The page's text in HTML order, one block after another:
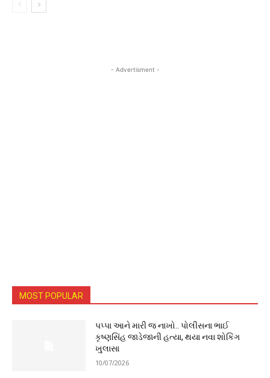
- Advertisment -
MOST POPULAR
પપ્પા આને મારી જ નાખો.. પોલીસના ભાઈ
કૃષ્ણસિંહ જાડેજાની હત્યા, થયા નવા શોકિંગ
ખુલાસા
10/07/2026